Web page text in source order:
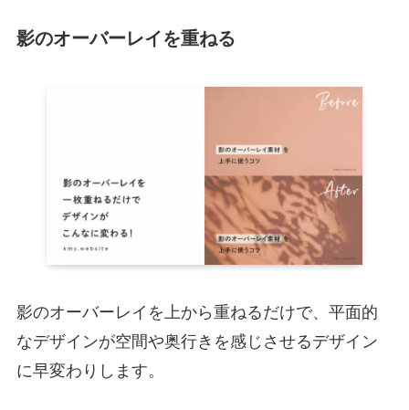
影のオーバーレイを重ねる
影のオーバーレイを上から重ねるだけで、平面的
なデザインが空間や奥行きを感じさせるデザイン
に早変わりします。